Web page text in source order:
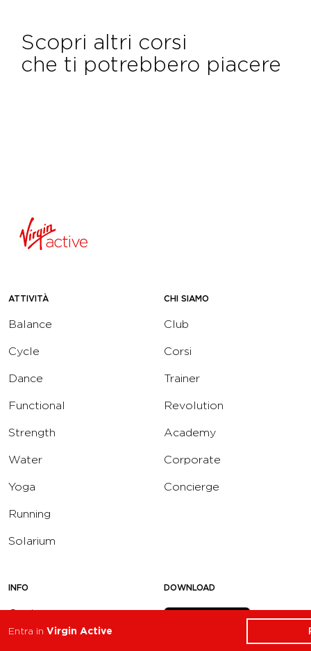
Scopri altri corsi
che ti potrebbero piacere
ATTIVITÀ
Balance
Cycle
Dance
Functional
Strength
Water
Yoga
Running
Solarium
CHI SIAMO
Club
Corsi
Trainer
Revolution
Academy
Corporate
Concierge
INFO
Carriere
DOWNLOAD
Entra in Virgin Active